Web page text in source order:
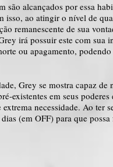
são alcançados por essa
ao atingir o nível de
remanescente de sua
irá possuir este com sua
ou apagamento,
Grey se mostra capaz de
existentes em seus
necessidade. Ao ter
(em OFF) para que